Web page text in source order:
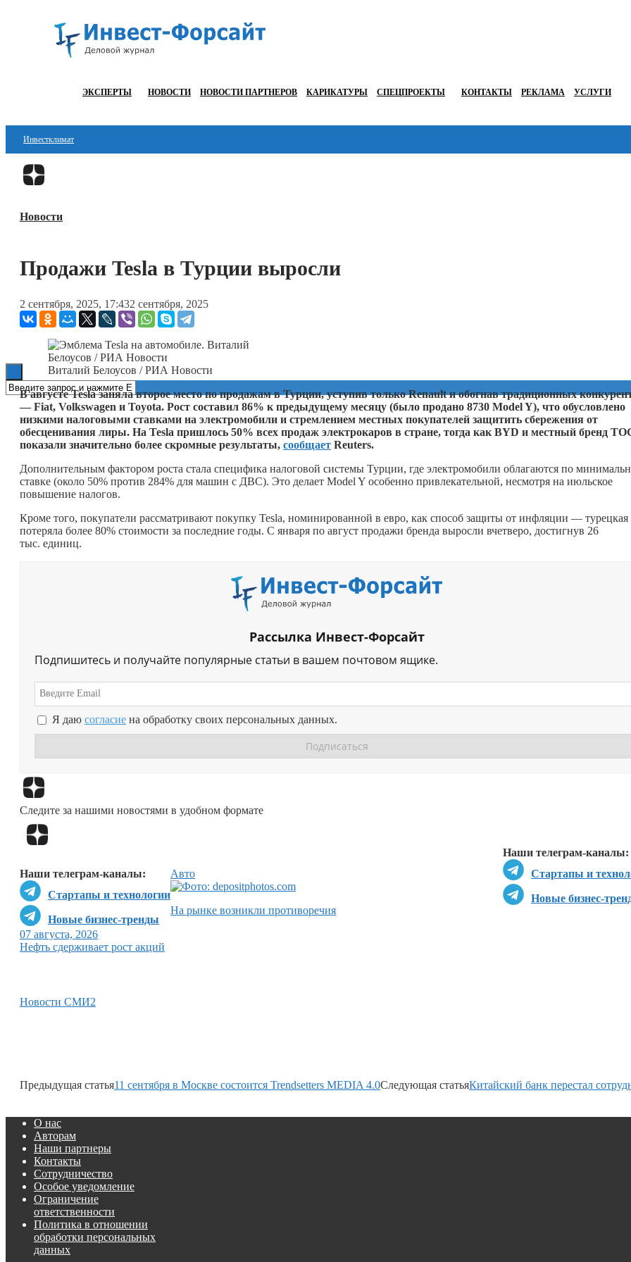
ЭКСПЕРТЫ НОВОСТИ НОВОСТИ ПАРТНЕРОВ КАРИКАТУРЫ СПЕЦПРОЕКТЫ КОНТАКТЫ РЕКЛАМА УСЛУГИ
Инвестклимат
Финансы
Блокчейн
Технологии
ESG
Новости
Продажи Tesla в Турции выросли
2 сентября, 2025, 17:432 сентября, 2025
Виталий Белоусов / РИА Новости
В августе Tesla заняла второе место по продажам в Турции, уступив только Renault и обогнав традиционных
— Fiat, Volkswagen и Toyota. Рост составил 86% к предыдущему месяцу (было продано 8730 Model Y), что обусловлено
низкими налоговыми ставками на электромобили и стремлением местных покупателей защитить сбережения от
обесценивания лиры. На Tesla пришлось 50% всех продаж электрокаров в стране, тогда как BYD и местный бренд
показали значительно более скромные результаты, сообщает Reuters.
Дополнительным фактором роста стала специфика налоговой системы Турции, где электромобили облагаются по
ставке (около 50% против 284% для машин с ДВС). Это делает Model Y особенно привлекательной, несмотря на июльское
повышение налогов.
Кроме того, покупатели рассматривают покупку Tesla, номинированной в евро, как способ защиты от инфляции — турецкая
потеряла более 80% стоимости за последние годы. С января по август продажи бренда выросли вчетверо, достигнув 26
тыс. единиц.
Рассылка Инвест-Форсайт
Подпишитесь и получайте популярные статьи в вашем почтовом ящике.
Я даю согласие на обработку своих персональных данных.
Следите за нашими новостями в удобном формате
Наши телеграм-каналы:
Стартапы и
Новые бизнес-
Наши телеграм-каналы:
Стартапы и технологии
Новые бизнес-тренды
Авто
На рынке возникли противоречия
07 августа, 2026
Нефть сдерживает рост акций
Новости СМИ2
Предыдущая статья11 сентября в Москве состоится Trendsetters MEDIA 4.0Следующая статьяКитайский банк перестал
О нас
Авторам
Наши партнеры
Контакты
Сотрудничество
Особое уведомление
Ограничение
ответственности
Политика в отношении
обработки персональных
данных